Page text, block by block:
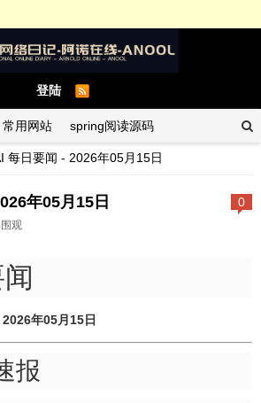
登陆
常用网站 spring阅读源码
GitHub中文排行榜
每日要闻 - 2026年05月15日
0
年05月15日
观
年05月15日
报